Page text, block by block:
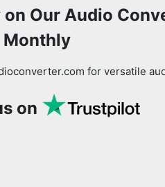
Our Audio
Monthly
for versatile
on